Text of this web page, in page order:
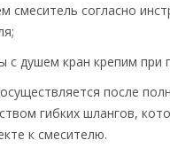
смеситель согласно
с душем кран крепим при
после
гибких шлангов,
к смесителю.